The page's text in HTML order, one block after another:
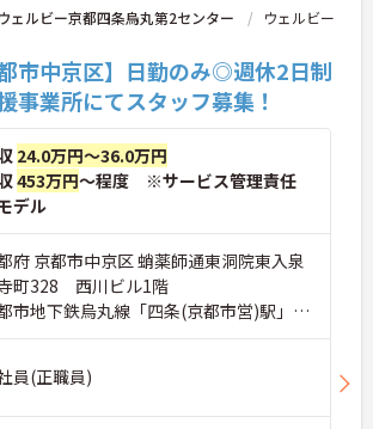
ェルビー京都四条烏丸第2センター
ウェルビー
都市中京区】日勤のみ◎週休2日制
事業所にてスタッフ募集！
24.0万円～36.0万円
453万円～程度 ※サービス管理責任
デル
府 京都市中京区 蛸薬師通東洞院東入泉
町328 西川ビル1階
市地下鉄烏丸線「四条(京都市営)駅」徒
分
員(正職員)